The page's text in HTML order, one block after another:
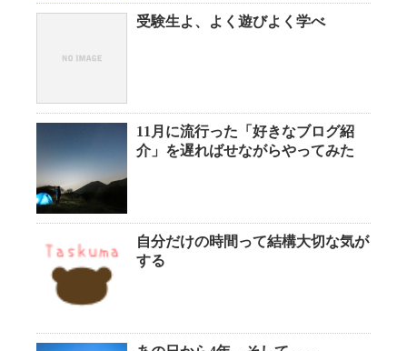
受験生よ、よく遊びよく学べ
11月に流行った「好きなブログ紹
介」を遅ればせながらやってみた
自分だけの時間って結構大切な気が
する